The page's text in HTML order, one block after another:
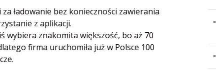
ładowanie bez konieczności zawierania
z aplikacji.
wybiera znakomita większość, bo aż 70
firma uruchomiła już w Polsce 100